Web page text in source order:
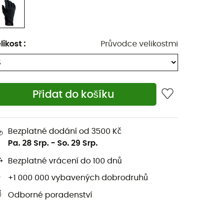
: Průvodce velikostmi
Přidat do košíku
Bezplatné dodání od 3500 Kč
Pa. 28 Srp. - So. 29 Srp.
Bezplatné vrácení do 100 dnů
+1 000 000 vybavených dobrodruhů
Odborné poradenství